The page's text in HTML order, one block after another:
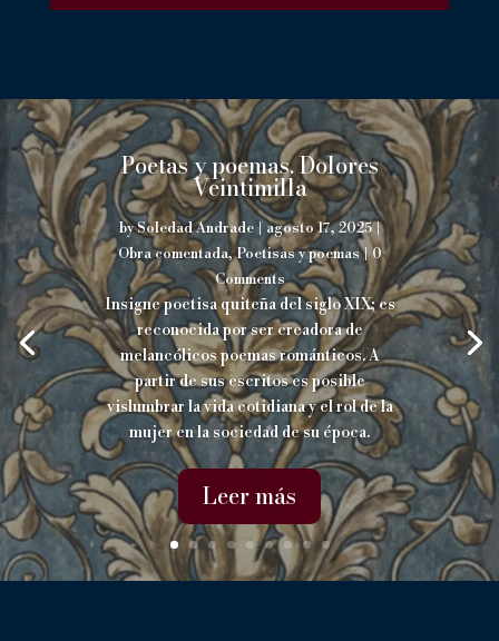
Poetas y poemas. Dolores
Veintimilla
bySoledad Andrade| agosto 17, 2025|
Obra comentada,Poetisas y poemas| 0
Comments
Insigne poetisa quiteña del siglo XIX; es
reconocida por ser creadora de
melancólicos poemas románticos. A
partir de sus escritos es posible
vislumbrar la vida cotidiana y el rol de la
mujer en la sociedad de su época.
Leer más